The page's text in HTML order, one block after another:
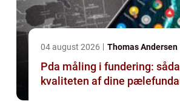
04 august 2026 Thomas Andersen
Pda måling i fundering:
kvaliteten af dine